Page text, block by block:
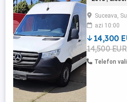
Keyless-go (
buzunar)
electrice
tractare
Suceava,
azi 10:00
14,300
14,500 EUR
Telefon